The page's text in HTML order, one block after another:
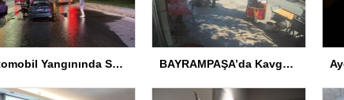
Otomobil Yangınında Sürücü Yaralandı BAYRAMPAŞA’da Kavga: Bir Kişi Hayatını Kaybetti